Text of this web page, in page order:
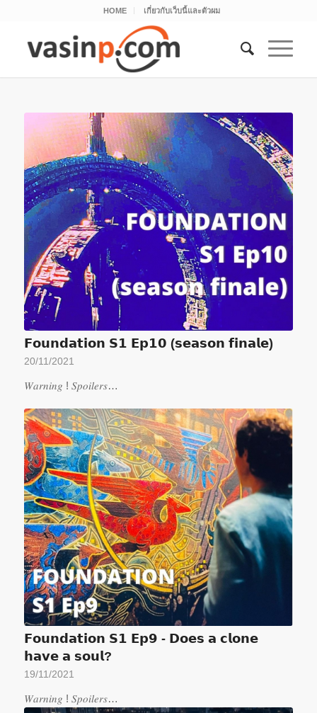
HOME เกี่ยวกับเว็บนี้และตัวผม
𝗙𝗼𝘂𝗻𝗱𝗮𝘁𝗶𝗼𝗻 𝗦𝟭 𝗘𝗽𝟭𝟬 (𝘀𝗲𝗮𝘀𝗼𝗻 𝗳𝗶𝗻𝗮𝗹𝗲)
20/11/2021
𝑊𝑎𝑟𝑛𝑖𝑛𝑔 ! 𝑆𝑝𝑜𝑖𝑙𝑒𝑟𝑠…
𝗙𝗼𝘂𝗻𝗱𝗮𝘁𝗶𝗼𝗻 𝗦𝟭 𝗘𝗽𝟵 - 𝗗𝗼𝗲𝘀 𝗮 𝗰𝗹𝗼𝗻𝗲
𝗵𝗮𝘃𝗲 𝗮 𝘀𝗼𝘂𝗹?
19/11/2021
𝑊𝑎𝑟𝑛𝑖𝑛𝑔 ! 𝑆𝑝𝑜𝑖𝑙𝑒𝑟𝑠…